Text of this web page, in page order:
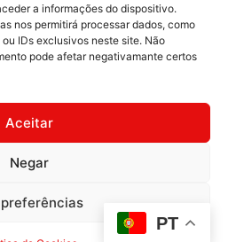
a informações do dispositivo.
nos permitirá processar dados, como
IDs exclusivos neste site. Não
pode afetar negativamante certos
Aceitar
Negar
proprietários.
Illimitatus Agency
(UE)
Política de Privacidade
PT